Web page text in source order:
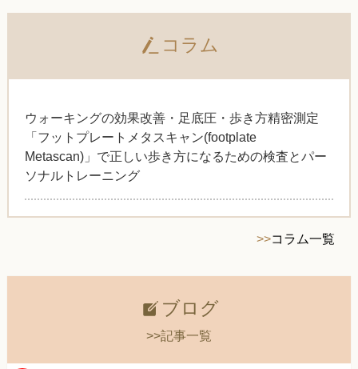
コラム
ウォーキングの効果改善・足底圧・歩き方精密測定
「フットプレートメタスキャン(footplate
Metascan)」で正しい歩き方になるための検査とパー
ソナルトレーニング
>>コラム一覧
ブログ
>>記事一覧